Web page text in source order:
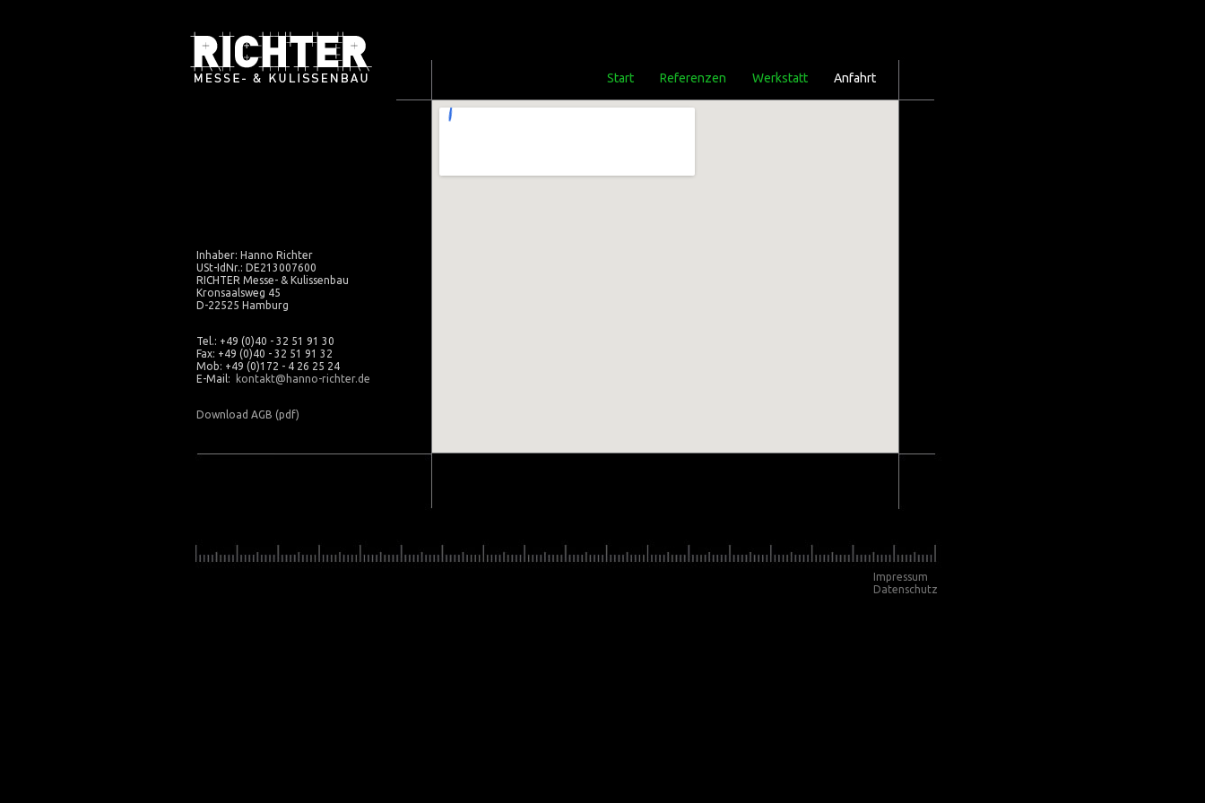
Start Referenzen Werkstatt Anfahrt
Inhaber: Hanno Richter
USt-IdNr.: DE213007600
RICHTER Messe- & Kulissenbau
Kronsaalsweg 45
D-22525 Hamburg
Tel.: +49 (0)40 - 32 51 91 30
Fax: +49 (0)40 - 32 51 91 32
Mob: +49 (0)172 - 4 26 25 24
E-Mail:
kontakt@hanno-richter.de
Download AGB (pdf)
Impressum
Datenschutz